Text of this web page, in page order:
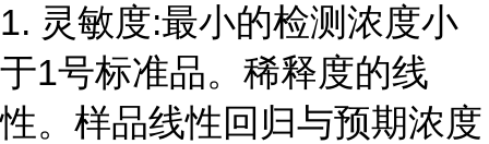
1. 灵敏度:最小的检测浓度小
于1号标准品。稀释度的线
性。样品线性回归与预期浓度